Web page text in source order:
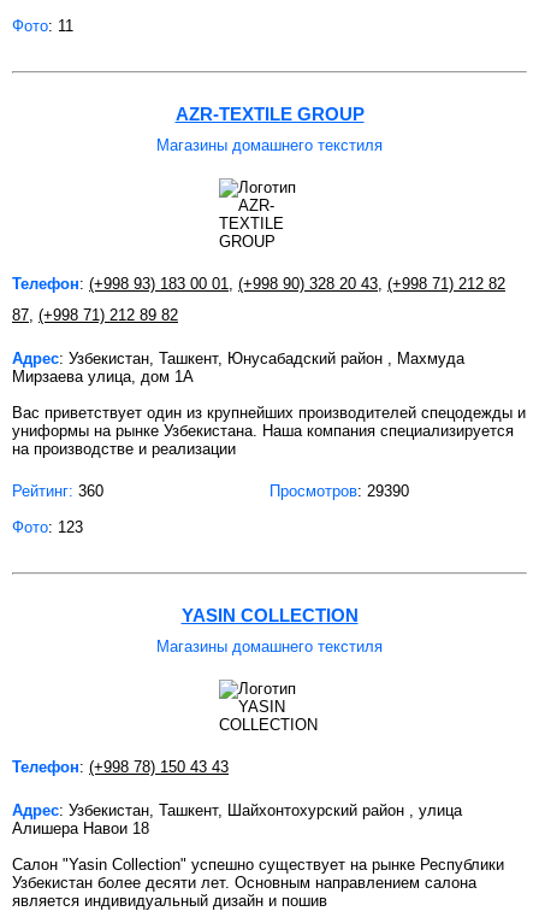
Фото: 11
AZR-TEXTILE GROUP
Магазины домашнего текстиля
Телефон: (+998 93) 183 00 01 (+998 90) 328 20 43 (+998 71) 212 82
87 (+998 71) 212 89 82
Адрес: Узбекистан, Ташкент, Юнусабадский район , Махмуда
Мирзаева улица, дом 1А
Вас приветствует один из крупнейших производителей спецодежды и
униформы на рынке Узбекистана. Наша компания специализируется
на производстве и реализации
Рейтинг: 360 Просмотров: 29390
Фото: 123
YASIN COLLECTION
Магазины домашнего текстиля
Телефон: (+998 78) 150 43 43
Адрес: Узбекистан, Ташкент, Шайхонтохурский район , улица
Алишера Навои 18
Салон "Yasin Collection" успешно существует на рынке Республики
Узбекистан более десяти лет. Основным направлением салона
является индивидуальный дизайн и пошив